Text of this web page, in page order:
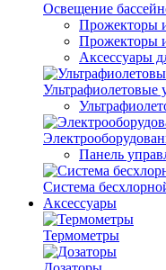
Освещение
Прожекторы
Прожекторы
Аксессуары
Ультрафиолетовые
Панель
Система
Аксессуары
Термометры